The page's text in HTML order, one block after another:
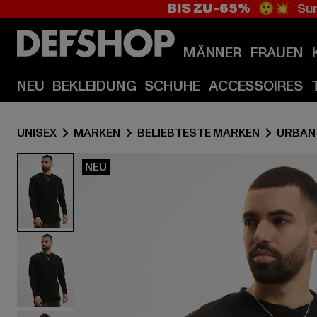
BIS ZU -65% 😲💥
MÄNNER FRAUEN
NEU BEKLEIDUNG SCHUHE ACCESSOIRES
UNISEX MARKEN BELIEBTESTE MARKEN
NEU